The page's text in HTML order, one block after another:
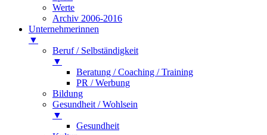
Werte
Archiv 2006-2016
Unternehmerinnen
▼
Beruf / Selbständigkeit
▼
Beratung / Coaching / Training
PR / Werbung
Bildung
Gesundheit / Wohlsein
▼
Gesundheit